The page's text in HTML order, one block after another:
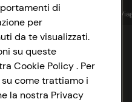
Sapori& Istituzionale
di
per
da te visualizzati.
su queste
Cookie Policy . Per
come trattiamo i
la nostra Privacy